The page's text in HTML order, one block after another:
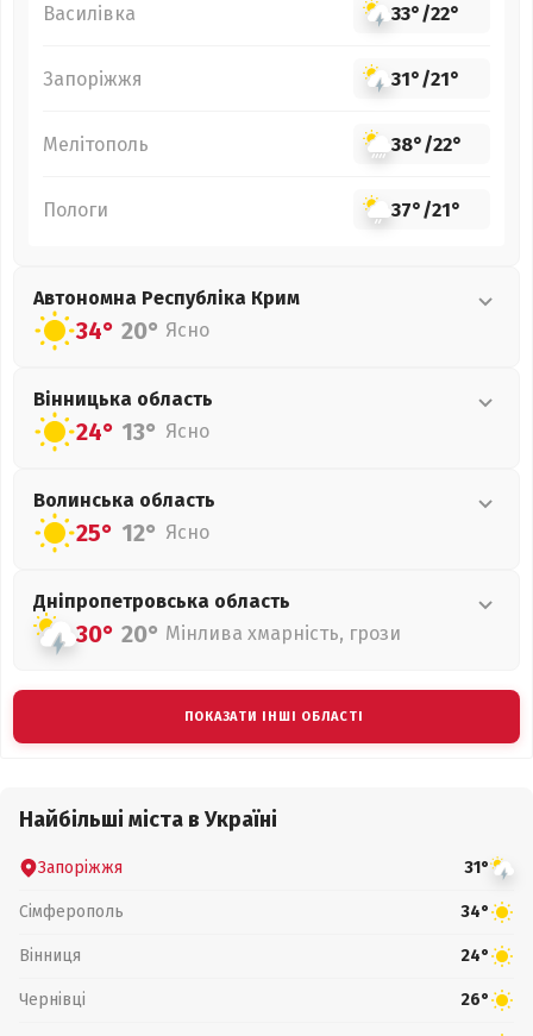
Василівка 33°/22°
Запоріжжя 31°/21°
Мелітополь 38°/22°
Пологи 37°/21°
Автономна Республіка Крим
34° 20° Ясно
Вінницька область
24° 13° Ясно
Волинська область
25° 12° Ясно
Дніпропетровська область
30° 20° Мінлива хмарність, грози
ПОКАЗАТИ ІНШІ ОБЛАСТІ
Найбільші міста в Україні
Запоріжжя 31°
Сімферополь 34°
Вінниця 24°
Чернівці 26°